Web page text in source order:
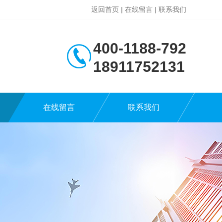
返回首页 | 在线留言 | 联系我们
400-1188-792
18911752131
在线留言 联系我们